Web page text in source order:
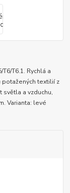
T6.1. Rychlá a
potažených textilií z
a vzduchu,
Varianta: levé